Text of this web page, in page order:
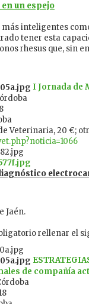
un espejo
inteligentes
tener esta
rhesus que, sin
I Jornada de
Veterinaria, 20 €;
Jaén.
rellenar el
de compañía